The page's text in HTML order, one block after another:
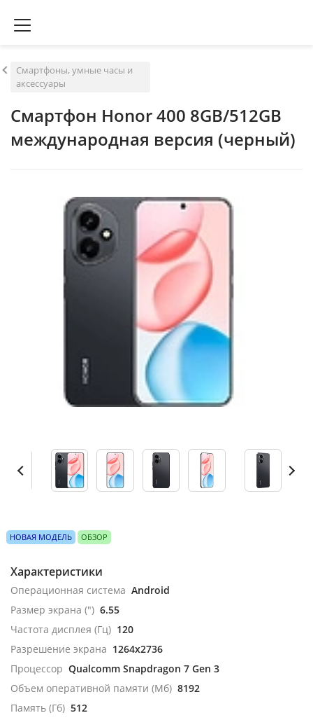
Смартфоны, умные часы и
аксессуары
Смартфон Honor 400 8GB/512GB
международная версия (черный)
НОВАЯ МОДЕЛЬ ОБЗОР
Характеристики
Операционная система Android
Размер экрана (") 6.55
Частота дисплея (Гц) 120
Разрешение экрана 1264x2736
Процессор Qualcomm Snapdragon 7 Gen 3
Объем оперативной памяти (Мб) 8192
Память (Гб) 512